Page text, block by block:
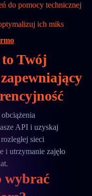
do pomocy technicznej
ich miks
Twój
API i uzyskaj
sieci
i utrzymanie zajęło
wybrać